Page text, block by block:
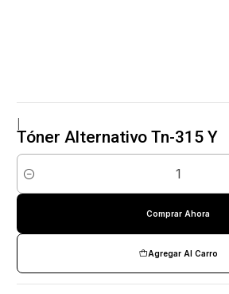
Tóner Alternativo Tn-315 Y
Cantidad
Agregar Al Carro
Comprar Ahora